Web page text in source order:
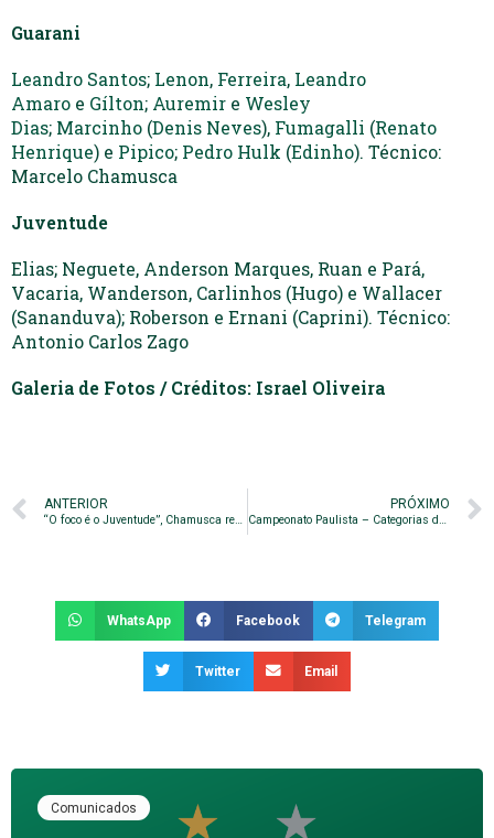
Guarani
Leandro Santos; Lenon, Ferreira, Leandro
Amaro e Gílton; Auremir e Wesley
Dias; Marcinho (Denis Neves), Fumagalli (Renato
Henrique) e Pipico; Pedro Hulk (Edinho). Técnico:
Marcelo Chamusca
Juventude
Elias; Neguete, Anderson Marques, Ruan e Pará,
Vacaria, Wanderson, Carlinhos (Hugo) e Wallacer
(Sananduva); Roberson e Ernani (Caprini). Técnico:
Antonio Carlos Zago
Galeria de Fotos / Créditos: Israel Oliveira
ANTERIOR
“O foco é o Juventude”, Chamusca realiza últimos ajustes para o confronto de segunda
PRÓXIMO
Campeonato Paulista – Categorias de Base
WhatsApp Facebook Telegram
Twitter Email
Comunicados